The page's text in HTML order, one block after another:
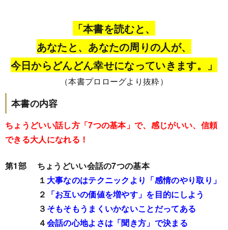
「本書を読むと、
あなたと、あなたの周りの人が、
今日からどんどん幸せになっていきます。」
（本書プロローグより抜粋）
本書の内容
ちょうどいい話し方「7つの基本」で、感じがいい、信頼
できる大人になれる！
第1部 ちょうどいい会話の7つの基本
１ 大事なのはテクニックより「感情のやり取り」
２ 「お互いの価値を増やす」を目的にしよう
３ そもそもうまくいかないことだってある
４会話の心地よさは「聞き方」で決まる